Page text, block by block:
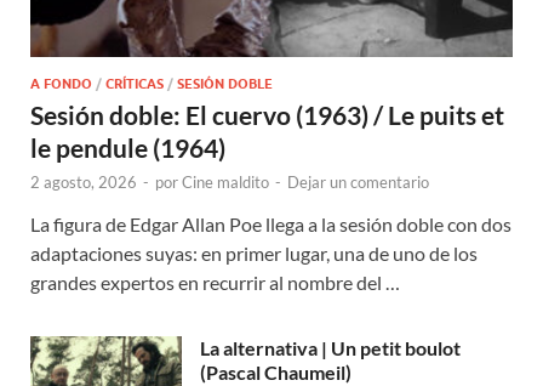
A FONDO / CRÍTICAS / SESIÓN DOBLE
Sesión doble: El cuervo (1963) / Le puits et
le pendule (1964)
2 agosto, 2026 - porCine maldito - Dejar un comentario
La figura de Edgar Allan Poe llega a la sesión doble con dos
adaptaciones suyas: en primer lugar, una de uno de los
grandes expertos en recurrir al nombre del …
La alternativa | Un petit boulot
(Pascal Chaumeil)